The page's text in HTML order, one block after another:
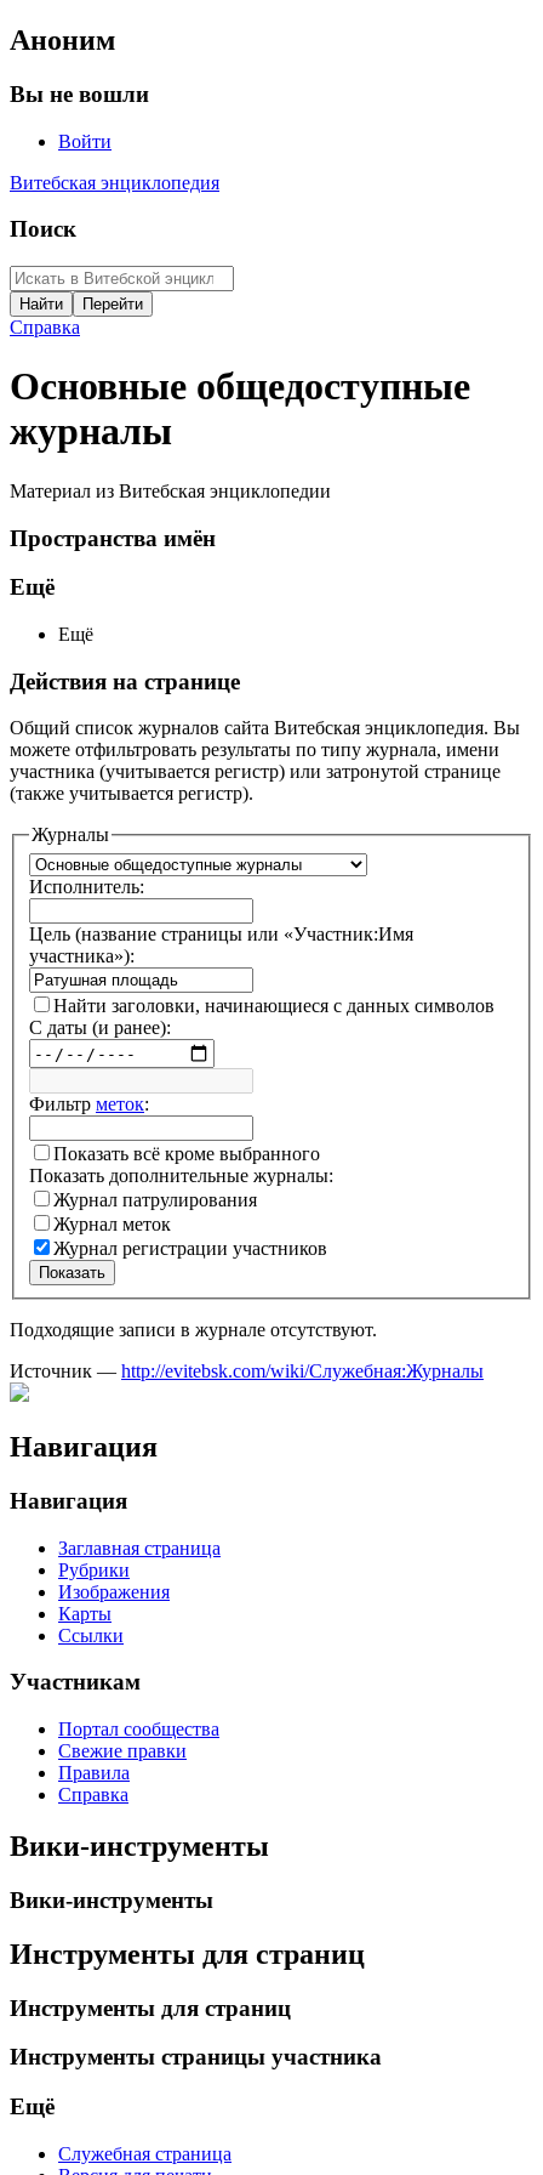
Аноним
Вы не вошли
Войти
Витебская энциклопедия
Поиск
Справка
Основные общедоступные
журналы
Материал из Витебская энциклопедии
Пространства имён
Ещё
Ещё
Действия на странице
Общий список журналов сайта Витебская энциклопедия. Вы
можете отфильтровать результаты по типу журнала, имени
участника (учитывается регистр) или затронутой странице
(также учитывается регистр).
Журналы
Исполнитель:
Цель (название страницы или «Участник:Имя
участника»):
Найти заголовки, начинающиеся с данных символов
С даты (и ранее):
Фильтр меток:
Показать всё кроме выбранного
Показать дополнительные журналы:
Журнал патрулирования
Журнал меток
Журнал регистрации участников
Показать
Подходящие записи в журнале отсутствуют.
Источник — http://evitebsk.com/wiki/Служебная:Журналы
Навигация
Навигация
Заглавная страница
Рубрики
Изображения
Карты
Ссылки
Участникам
Портал сообщества
Свежие правки
Правила
Справка
Вики-инструменты
Вики-инструменты
Инструменты для страниц
Инструменты для страниц
Инструменты страницы участника
Ещё
Служебная страница